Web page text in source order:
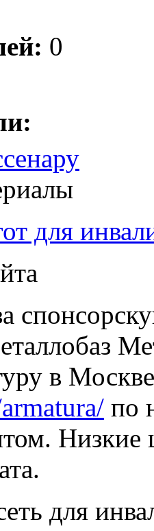
0
для
в
по
Низкие
для